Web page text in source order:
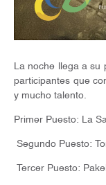
La noche llega a
participantes que
y mucho talento.
Primer Puesto: La
Segundo Puesto:
Tercer Puesto: